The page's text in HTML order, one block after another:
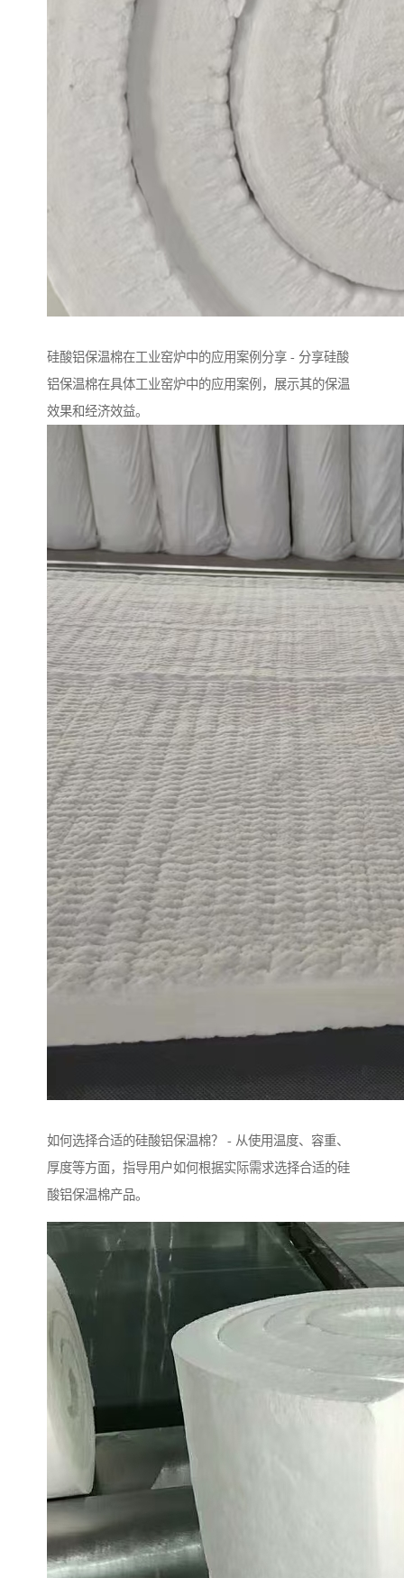
硅酸铝保温棉在工业窑炉中的应用案例分享 - 分享硅酸
铝保温棉在具体工业窑炉中的应用案例，展示其的保温
效果和经济效益。
如何选择合适的硅酸铝保温棉？ - 从使用温度、容重、
厚度等方面，指导用户如何根据实际需求选择合适的硅
酸铝保温棉产品。